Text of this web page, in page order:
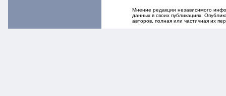
Мнение редакции независимого
данных в своих публикациях.
авторов, полная или частичная их